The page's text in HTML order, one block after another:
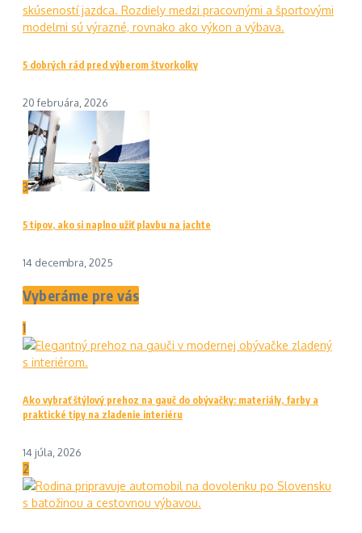
5 dobrých rád pred výberom štvorkolky
20 februára, 2026
3
5 tipov, ako si naplno užiť plavbu na jachte
14 decembra, 2025
Vyberáme pre vás
1
Ako vybrať štýlový prehoz na gauč do obývačky: materiály, farby a
praktické tipy na zladenie interiéru
14 júla, 2026
2